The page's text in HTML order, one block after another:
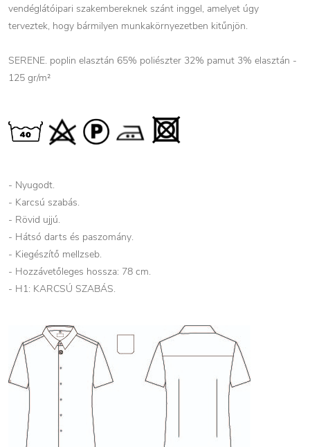
vendéglátóipari szakembereknek szánt inggel, amelyet úgy
terveztek, hogy bármilyen munkakörnyezetben kitűnjön.
SERENE. poplin elasztán 65% poliészter 32% pamut 3% elasztán -
125 gr/m²
- Nyugodt.
- Karcsú szabás.
- Rövid ujjú.
- Hátsó darts és paszomány.
- Kiegészítő mellzseb.
- Hozzávetőleges hossza: 78 cm.
- H1: KARCSÚ SZABÁS.